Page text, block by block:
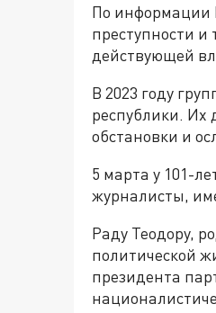
По информации
преступности
действующей
В 2023 году
республики. Их
обстановки и
5 марта у 101-
журналисты,
Раду Теодору,
политической
президента